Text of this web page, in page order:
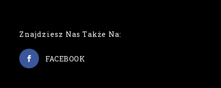
Znajdziesz Nas Także Na:
FACEBOOK